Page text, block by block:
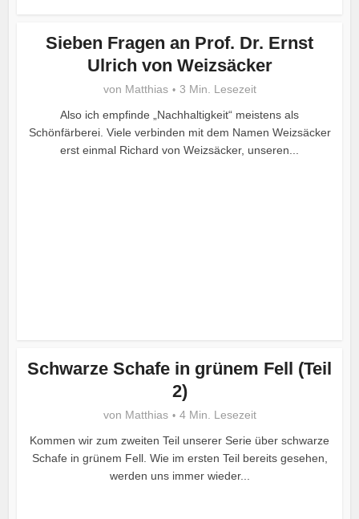
Sieben Fragen an Prof. Dr. Ernst
Ulrich von Weizsäcker
von Matthias
3 Min. Lesezeit
Also ich empfinde „Nachhaltigkeit“ meistens als
Schönfärberei. Viele verbinden mit dem Namen Weizsäcker
erst einmal Richard von Weizsäcker, unseren...
Schwarze Schafe in grünem Fell (Teil
2)
von Matthias
4 Min. Lesezeit
Kommen wir zum zweiten Teil unserer Serie über schwarze
Schafe in grünem Fell. Wie im ersten Teil bereits gesehen,
werden uns immer wieder...